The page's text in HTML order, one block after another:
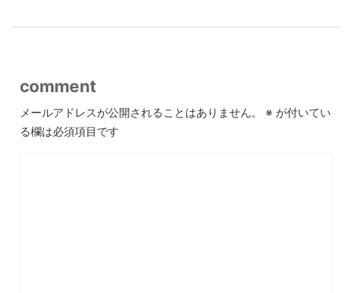
comment
メールアドレスが公開されることはありません。 ※ が付いてい
る欄は必須項目です